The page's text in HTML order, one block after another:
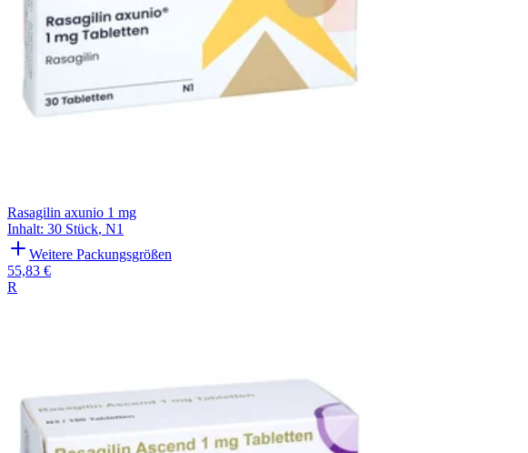
Rasagilin axunio 1 mg
Inhalt: 30 Stück, N1
Weitere Packungsgrößen
55,83 €
R